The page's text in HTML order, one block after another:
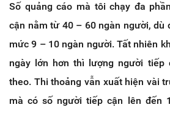
Số quảng cáo mà tôi chạy đa
cận nằm từ 40 – 60 ngàn người, dù
mức 9 – 10 ngàn người. Tất nhiên
ngày lớn hơn thì lượng người tiếp
theo. Thi thoảng vẫn xuất hiện vài
mà có số người tiếp cận lên đến